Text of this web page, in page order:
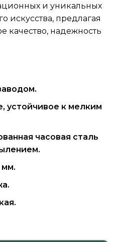
и уникальных
искусства, предлагая
качество, надежность
устойчивое к мелким
часовая сталь
мм.